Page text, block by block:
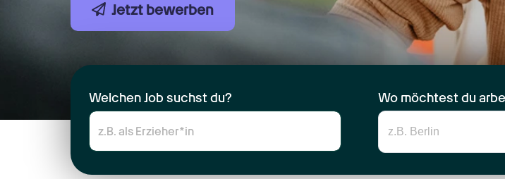
Jetzt bewerben
Welchen Job suchst du? Wo möchtest du